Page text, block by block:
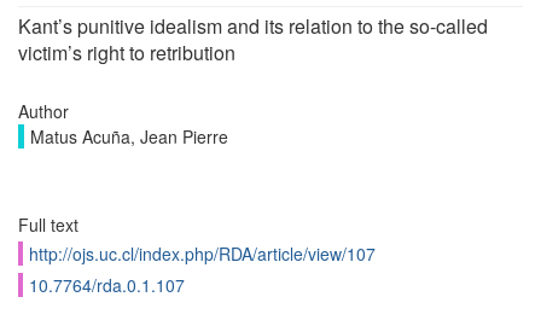
Kant’s punitive idealism and its relation to the so-called
victim’s right to retribution
Author
Matus Acuña, Jean Pierre
Full text
http://ojs.uc.cl/index.php/RDA/article/view/107
10.7764/rda.0.1.107